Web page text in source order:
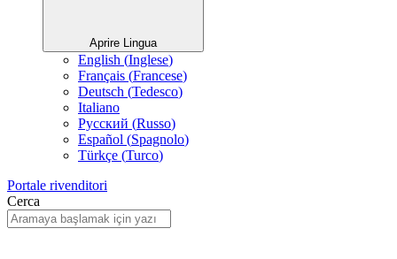
Aprire Lingua
English (Inglese)
Français (Francese)
Deutsch (Tedesco)
Italiano
Русский (Russo)
Español (Spagnolo)
Türkçe (Turco)
Portale rivenditori
Cerca